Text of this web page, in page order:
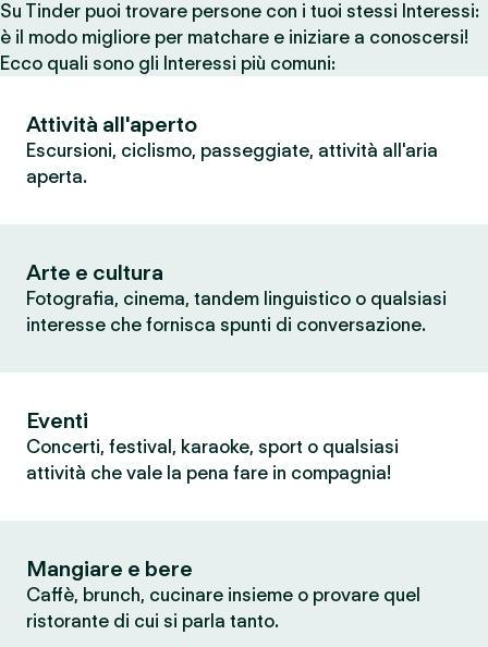
Su Tinder puoi trovare persone con i tuoi stessi Interessi:
è il modo migliore per matchare e iniziare a conoscersi!
Ecco quali sono gli Interessi più comuni:
Attività all'aperto
Escursioni, ciclismo, passeggiate, attività all'aria
aperta.
Arte e cultura
Fotografia, cinema, tandem linguistico o qualsiasi
interesse che fornisca spunti di conversazione.
Eventi
Concerti, festival, karaoke, sport o qualsiasi
attività che vale la pena fare in compagnia!
Mangiare e bere
Caffè, brunch, cucinare insieme o provare quel
ristorante di cui si parla tanto.